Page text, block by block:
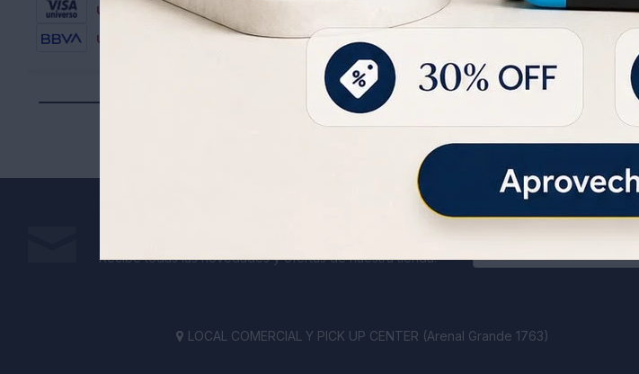
UYU 594
UYU UYU 721
UYU 594
UYU 721
Recibe todas las novedades y ofertas de nuestra tienda.
 LOCAL COMERCIAL Y PICK UP CENTER (Arenal Grande 1763)